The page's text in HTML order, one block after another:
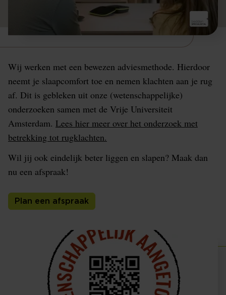
Wij werken met een bewezen adviesmethode. Hierdoor
neemt je slaapcomfort toe en nemen klachten aan je rug
af. Dit is gebleken uit onze (wetenschappelijke)
onderzoeken samen met de Vrije Universiteit
Amsterdam. Lees hier meer over het onderzoek met
betrekking tot rugklachten.
Wil jij ook eindelijk beter liggen en slapen? Maak dan
nu een afspraak!
Plan een afspraak